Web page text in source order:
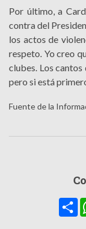
Por último, a
contra del
los actos de
respeto. Yo creo
clubes. Los cantos
pero si está
Fuente de la